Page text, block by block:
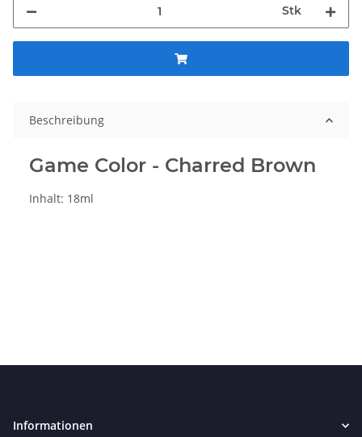
Stk
Beschreibung
Game Color - Charred Brown
Inhalt: 18ml
Informationen